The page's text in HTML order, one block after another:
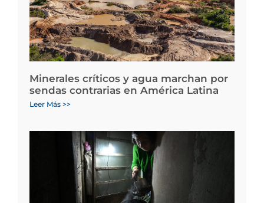
Minerales críticos y agua marchan por
sendas contrarias en América Latina
Leer Más >>